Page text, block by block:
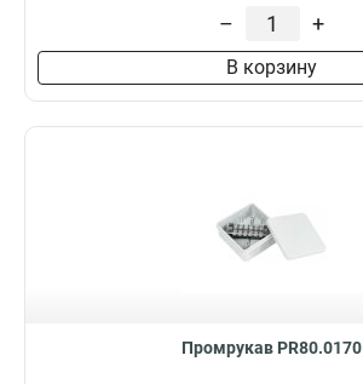
– +
В корзину
Промрукав PR80.0170